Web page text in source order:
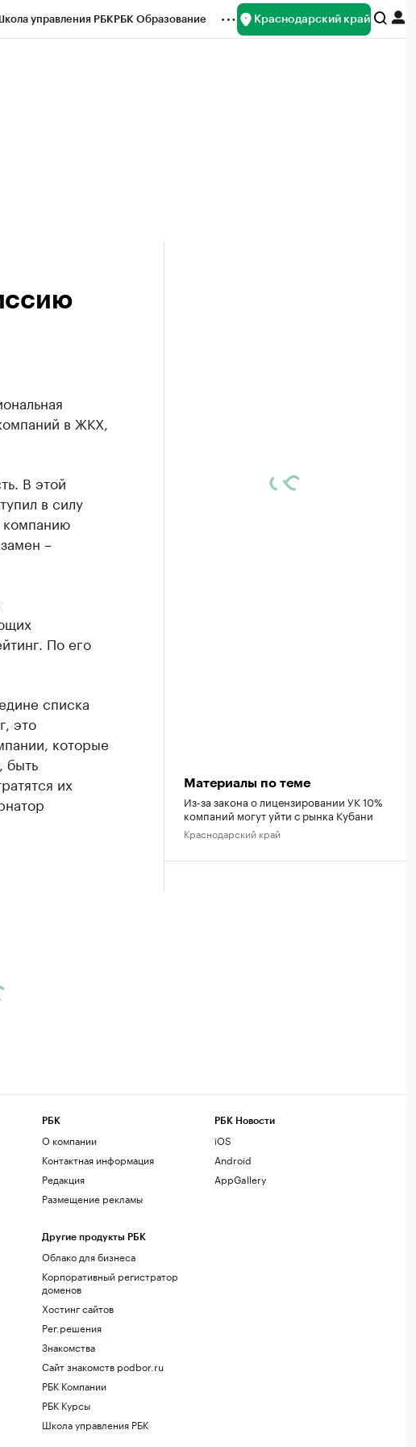
управления РБКРБК Образование Краснодарский край
в ЖКХ,
В этой
в силу
компанию
–
По его
списка
это
которые
быть
их
Материалы по теме
Из-за закона о лицензировании УК 10%
компаний могут уйти с рынка Кубани
Краснодарский край
РБК
О компании
Контактная информация
Редакция
Размещение рекламы
Другие продукты РБК
Облако для бизнеса
Корпоративный регистратор
доменов
Хостинг сайтов
Рег.решения
Знакомства
Сайт знакомств podbor.ru
РБК Компании
РБК Курсы
Школа управления РБК
РБК Новости
iOS
Android
AppGallery